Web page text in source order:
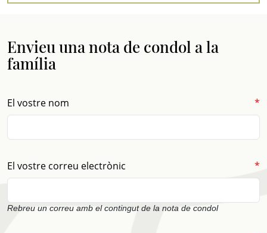
Envieu una nota de condol a la
família
El vostre nom *
(obligatori)
El vostre correu electrònic *
(obligatori)
Rebreu un correu amb el contingut de la nota de condol